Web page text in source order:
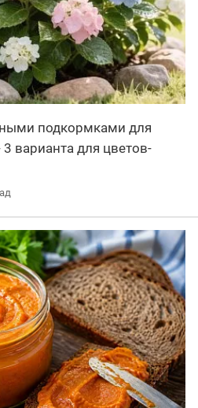
подкормками для
3 варианта для цветов-